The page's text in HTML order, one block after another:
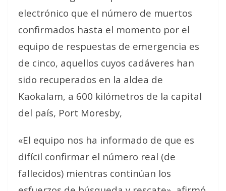
electrónico que el número de muertos
confirmados hasta el momento por el
equipo de respuestas de emergencia es
de cinco, aquellos cuyos cadáveres han
sido recuperados en la aldea de
Kaokalam, a 600 kilómetros de la capital
del país, Port Moresby,
«El equipo nos ha informado de que es
difícil confirmar el número real (de
fallecidos) mientras continúan los